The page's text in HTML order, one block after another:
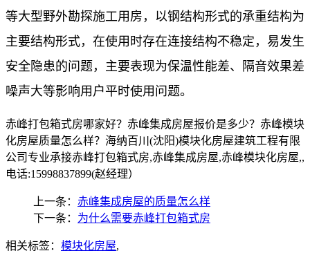
等大型野外勘探施工用房，以钢结构形式的承重结构为
主要结构形式，在使用时存在连接结构不稳定，易发生
安全隐患的问题，主要表现为保温性能差、隔音效果差
噪声大等影响用户平时使用问题。
赤峰打包箱式房哪家好？赤峰集成房屋报价是多少？赤峰模块
化房屋质量怎么样？海纳百川(沈阳)模块化房屋建筑工程有限
公司专业承接赤峰打包箱式房,赤峰集成房屋,赤峰模块化房屋,,
电话:15998837899(赵经理）
上一条： 赤峰集成房屋的质量怎么样
下一条： 为什么需要赤峰打包箱式房
相关标签： 模块化房屋,